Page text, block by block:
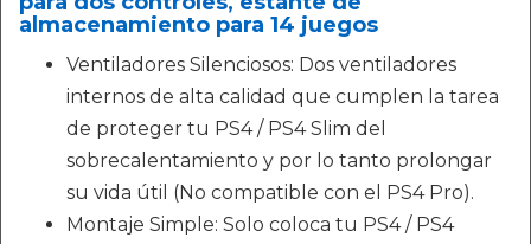
almacenamiento para 14 juegos
Ventiladores Silenciosos: Dos ventiladores
internos de alta calidad que cumplen la tarea
de proteger tu PS4 / PS4 Slim del
sobrecalentamiento y por lo tanto prolongar
su vida útil (No compatible con el PS4 Pro).
Montaje Simple: Solo coloca tu PS4 / PS4